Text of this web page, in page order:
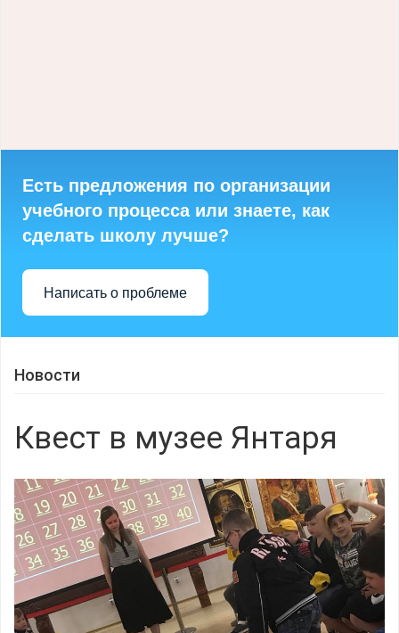
Есть предложения по организации
учебного процесса или знаете, как
сделать школу лучше?
Написать о проблеме
Новости
Квест в музее Янтаря